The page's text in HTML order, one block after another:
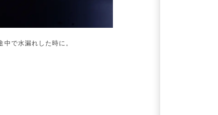
中で水漏れした時に。